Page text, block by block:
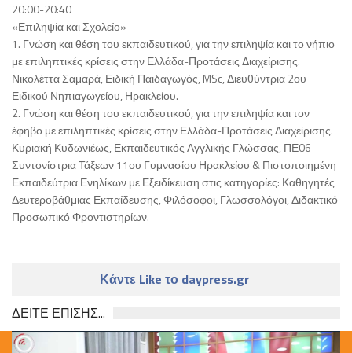
20:00-20:40
«Επιληψία και Σχολείο»
1. Γνώση και θέση του εκπαιδευτικού, για την επιληψία και το νήπιο
με επιληπτικές κρίσεις στην Ελλάδα-Προτάσεις Διαχείρισης.
Νικολέττα Σαμαρά, Ειδική Παιδαγωγός, MSc, Διευθύντρια 2ου
Ειδικού Νηπιαγωγείου, Ηρακλείου.
2. Γνώση και θέση του εκπαιδευτικού, για την επιληψία και τον
έφηβο με επιληπτικές κρίσεις στην Ελλάδα-Προτάσεις Διαχείρισης.
Κυριακή Κυδωνιέως, Εκπαιδευτικός Αγγλικής Γλώσσας, ΠΕ06
Συντονίστρια Τάξεων 11ου Γυμνασίου Ηρακλείου & Πιστοποιημένη
Εκπαιδεύτρια Ενηλίκων με Εξειδίκευση στις κατηγορίες: Καθηγητές
Δευτεροβάθμιας Εκπαίδευσης, Φιλόσοφοι, Γλωσσολόγοι, Διδακτικό
Προσωπικό Φροντιστηρίων.
Κάντε Like το daypress.gr
ΔΕΙΤΕ ΕΠΙΣΗΣ...